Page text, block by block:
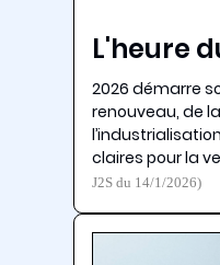
L'heure
2026 démarre
renouveau, de
claires pour la
J2S du 14/1/2026)